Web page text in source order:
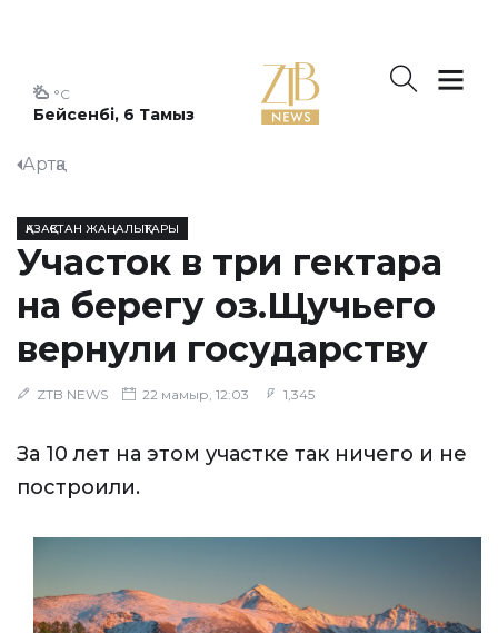
Бейсенбі, 6 Тамыз
°C
Артқа
ҚАЗАҚСТАН ЖАҢАЛЫҚТАРЫ
Участок в три гектара
на берегу оз.Щучьего
вернули государству
ZTB NEWS 22 мамыр, 12:03 1,345
За 10 лет на этом участке так ничего и не
построили.